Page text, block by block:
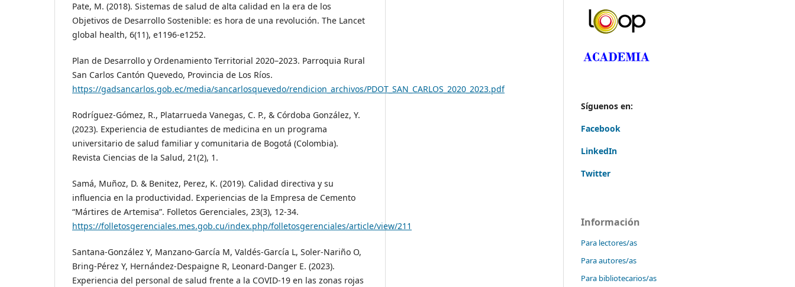
Pate, M. (2018). Sistemas de salud de alta calidad en la era de los
Objetivos de Desarrollo Sostenible: es hora de una revolución. The Lancet
global health, 6(11), e1196-e1252.
Plan de Desarrollo y Ordenamiento Territorial 2020–2023. Parroquia Rural
San Carlos Cantón Quevedo, Provincia de Los Ríos.
https://gadsancarlos.gob.ec/media/sancarlosquevedo/rendicion_archivos/PDOT_SAN_CARLOS_2020_2023.pdf
Rodríguez-Gómez, R., Platarrueda Vanegas, C. P., & Córdoba González, Y.
(2023). Experiencia de estudiantes de medicina en un programa
universitario de salud familiar y comunitaria de Bogotá (Colombia).
Revista Ciencias de la Salud, 21(2), 1.
Samá, Muñoz, D. & Benitez, Perez, K. (2019). Calidad directiva y su
influencia en la productividad. Experiencias de la Empresa de Cemento
“Mártires de Artemisa”. Folletos Gerenciales, 23(3), 12-34.
https://folletosgerenciales.mes.gob.cu/index.php/folletosgerenciales/article/view/211
Santana-González Y, Manzano-García M, Valdés-García L, Soler-Nariño O,
Bring-Pérez Y, Hernández-Despaigne R, Leonard-Danger E. (2023).
Experiencia del personal de salud frente a la COVID-19 en las zonas rojas
Síguenos en:
Facebook
LinkedIn
Twitter
Información
Para lectores/as
Para autores/as
Para bibliotecarios/as